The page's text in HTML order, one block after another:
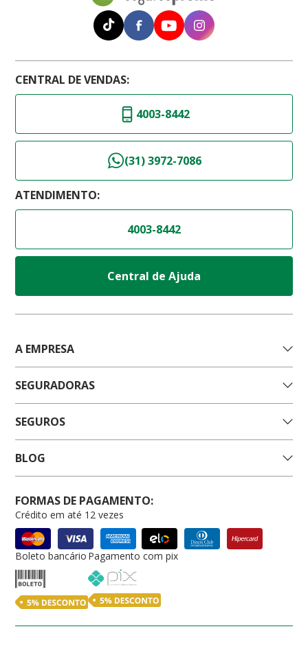
CENTRAL DE VENDAS:
4003-8442
(31) 3972-7086
ATENDIMENTO:
4003-8442
Central de Ajuda
A EMPRESA
SEGURADORAS
SEGUROS
BLOG
FORMAS DE PAGAMENTO:
Crédito em até 12 vezes
Boleto bancário Pagamento com pix